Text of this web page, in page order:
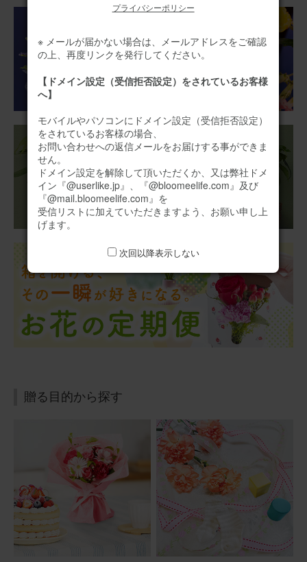
2026/07/05
すげさん
60代
用途：
自宅用
ひまわり🌻
ミニブーケですが部屋がパッと明るくなります。このひま
わりから元気もらってます！
そのまま飾れるブーケ ひまわり Sサイズ HENRIフィナン
シェセット
用途：
その他
そのまま飾れるブーケ(ひまわり) Sサイズ
夏のお供えにお送りしました。 見るだけで元気が出ると、
ブルーミーユーザーさん
父の日
恒例になりました
昨年度も父の日に贈らせていただき、花の好きな父にちょ
うどよい色見でお気に入りです。掲載はできませんが、父
からも花と一緒の写真が送られて、喜んでいるようでし
贈る目的から探す
プライバシーポリシー
※ メールが届かない場合は、メールアドレスをご確認
の上、再度リンクを発行してください。
【ドメイン設定（受信拒否設定）をされているお客様
へ】
モバイルやパソコンにドメイン設定（受信拒否設定）
をされているお客様の場合、
お問い合わせへの返信メールをお届けする事ができま
せん。
ドメイン設定を解除して頂いただくか、又は弊社ドメ
イン『@userlike.jp』、『@bloomeelife.com』及び
『@mail.bloomeelife.com』を
受信リストに加えていただきますよう、お願い申し上
げます。
次回以降表示しない